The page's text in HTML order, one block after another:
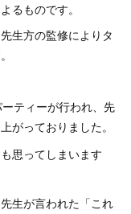
るものです。
生方の監修によりタ
ティーが行われ、先
がっておりました。
思ってしまいます
生が言われた「これ